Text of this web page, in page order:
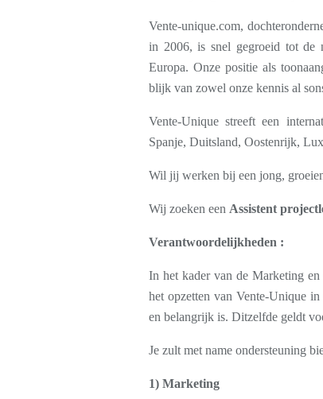
Vente-unique.com,
in 2006, is snel gegroeid tot de
Europa. Onze positie als
blijk van zowel onze kennis al
Vente-Unique streeft een
Spanje, Duitsland, Oostenrijk,
Wil jij werken bij een jong,
Wij zoeken een Assistent
Verantwoordelijkheden :
In het kader van de Marketing
het opzetten van Vente-Unique
en belangrijk is. Ditzelfde geldt
Je zult met name ondersteuning
1) Marketing